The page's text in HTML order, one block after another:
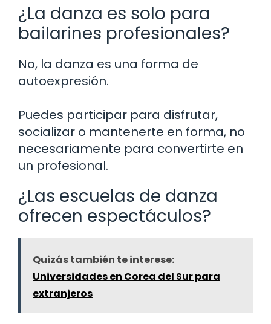
¿La danza es solo para
bailarines profesionales?
No, la danza es una forma de
autoexpresión.
Puedes participar para disfrutar,
socializar o mantenerte en forma, no
necesariamente para convertirte en
un profesional.
¿Las escuelas de danza
ofrecen espectáculos?
Quizás también te interese:
Universidades en Corea del Sur para
extranjeros